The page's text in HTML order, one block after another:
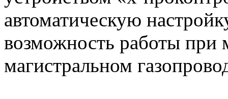
автоматическую
возможность работы при
магистральном